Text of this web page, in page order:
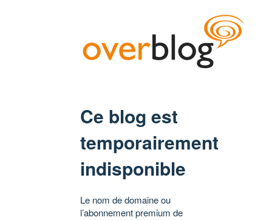
Ce blog est
temporairement
indisponible
Le nom de domaine ou
l’abonnement premium de